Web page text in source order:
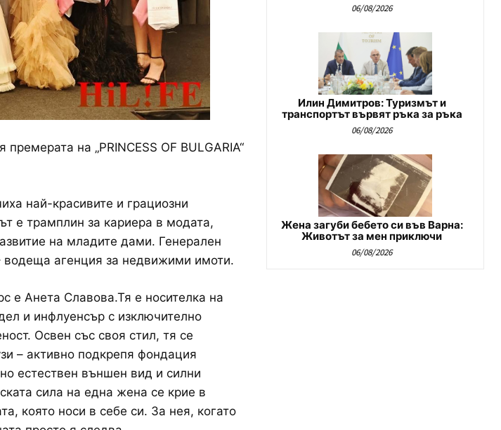
на „PRINCESS OF BULGARIA“
най-красивите и грациозни
е трамплин за кариера в модата,
на младите дами. Генерален
водеща aгенция за недвижими имоти.
е Анета Славова.Тя е носителка на
и инфлуенсър с изключително
Освен със своя стил, тя се
– активно подкрепя фондация
естествен външен вид и силни
сила на една жена се крие в
която носи в себе си. За нея, когато
06/08/2026
Илин Димитров: Туризмът и
транспортът вървят ръка за ръка
06/08/2026
Жена загуби бебето си във Варна:
Животът за мен приключи
06/08/2026